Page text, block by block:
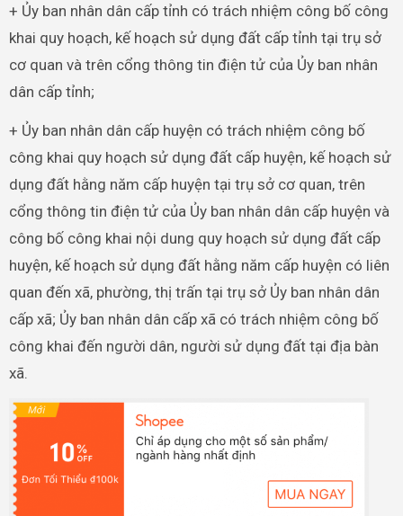
+ Ủy ban nhân dân cấp tỉnh có trách nhiệm công bố công
khai quy hoạch, kế hoạch sử dụng đất cấp tỉnh tại trụ sở
cơ quan và trên cổng thông tin điện tử của Ủy ban nhân
dân cấp tỉnh;
+ Ủy ban nhân dân cấp huyện có trách nhiệm công bố
công khai quy hoạch sử dụng đất cấp huyện, kế hoạch sử
dụng đất hằng năm cấp huyện tại trụ sở cơ quan, trên
cổng thông tin điện tử của Ủy ban nhân dân cấp huyện và
công bố công khai nội dung quy hoạch sử dụng đất cấp
huyện, kế hoạch sử dụng đất hằng năm cấp huyện có liên
quan đến xã, phường, thị trấn tại trụ sở Ủy ban nhân dân
cấp xã; Ủy ban nhân dân cấp xã có trách nhiệm công bố
công khai đến người dân, người sử dụng đất tại địa bàn
xã.